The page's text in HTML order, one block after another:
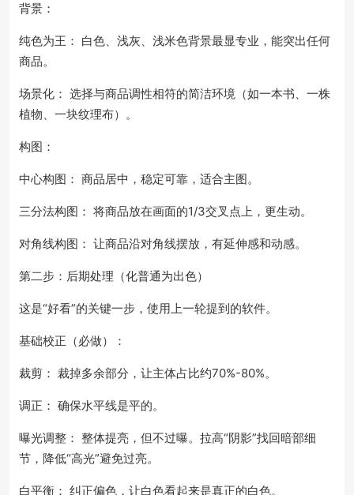
背景：
纯色为王： 白色、浅灰、浅米色背景最显专业，能突出任何
商品。
场景化： 选择与商品调性相符的简洁环境（如一本书、一株
植物、一块纹理布）。
构图：
中心构图： 商品居中，稳定可靠，适合主图。
三分法构图： 将商品放在画面的1/3交叉点上，更生动。
对角线构图： 让商品沿对角线摆放，有延伸感和动感。
第二步：后期处理（化普通为出色）
这是“好看”的关键一步，使用上一轮提到的软件。
基础校正（必做）：
裁剪： 裁掉多余部分，让主体占比约70%-80%。
调正： 确保水平线是平的。
曝光调整： 整体提亮，但不过曝。拉高“阴影”找回暗部细
节，降低“高光”避免过亮。
白平衡： 纠正偏色，让白色看起来是真正的白色。